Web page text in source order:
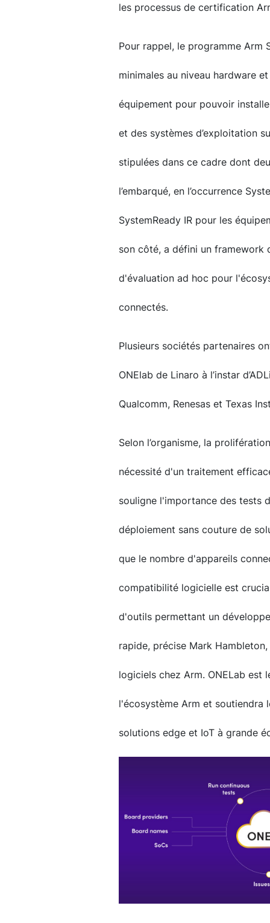
les processus de certification
Pour rappel, le programme Arm
minimales au niveau hardware
équipement pour pouvoir
et des systèmes d’exploitation
stipulées dans ce cadre dont
l’embarqué, en l’occurrence
SystemReady IR pour les
son côté, a défini un framework
d'évaluation ad hoc pour
connectés.
Plusieurs sociétés partenaires
ONElab de Linaro à l’instar
Qualcomm, Renesas et Texas
Selon l’organisme, la
nécessité d'un traitement
souligne l'importance des tests
déploiement sans couture de
que le nombre d'appareils
compatibilité logicielle est
d'outils permettant un
rapide, précise Mark
logiciels chez Arm. ONELab est
l'écosystème Arm et soutiendra
solutions edge et IoT à grande